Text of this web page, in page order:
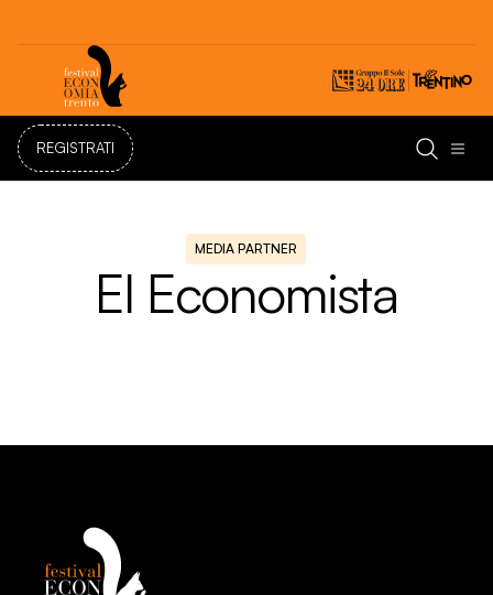
Festival dell'Economia di Trento 20 - 24 maggio 2026
REGISTRATI
MEDIA PARTNER
El Economista